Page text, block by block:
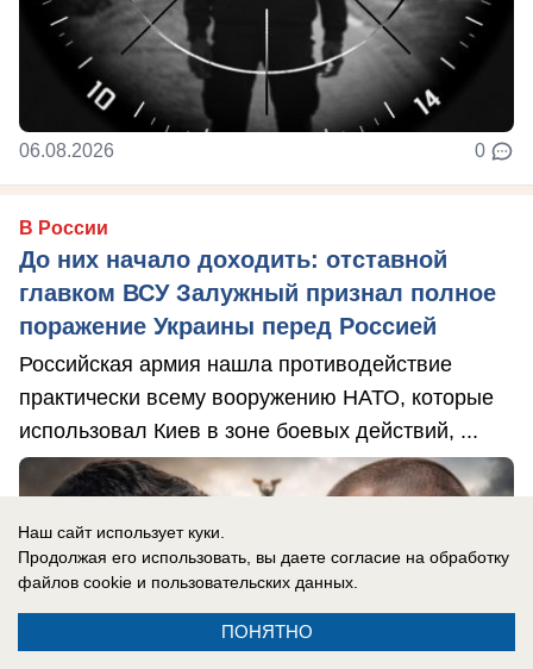
06.08.2026 0
В России
До них начало доходить: отставной
главком ВСУ Залужный признал полное
поражение Украины перед Россией
Российская армия нашла противодействие
практически всему вооружению НАТО, которые
использовал Киев в зоне боевых действий, ...
Наш сайт использует куки.
Продолжая его использовать, вы даете согласие на обработку
файлов cookie и пользовательских данных.
ПОНЯТНО